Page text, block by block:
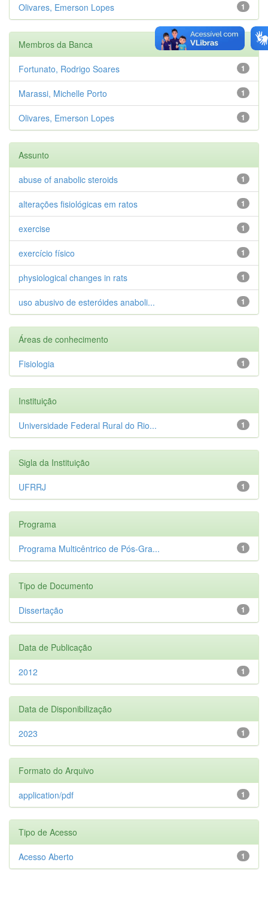
1
Olivares, Emerson Lopes
Membros da Banca
1
Fortunato, Rodrigo Soares
1
Marassi, Michelle Porto
1
Olivares, Emerson Lopes
Assunto
1
abuse of anabolic steroids
1
alterações fisiológicas em ratos
1
exercise
1
exercício físico
1
physiological changes in rats
1
uso abusivo de esteróides anaboli...
Áreas de conhecimento
1
Fisiologia
Instituição
1
Universidade Federal Rural do Rio...
Sigla da Instituição
1
UFRRJ
Programa
1
Programa Multicêntrico de Pós-Gra...
Tipo de Documento
1
Dissertação
Data de Publicação
1
2012
Data de Disponibilização
1
2023
Formato do Arquivo
1
application/pdf
Tipo de Acesso
1
Acesso Aberto